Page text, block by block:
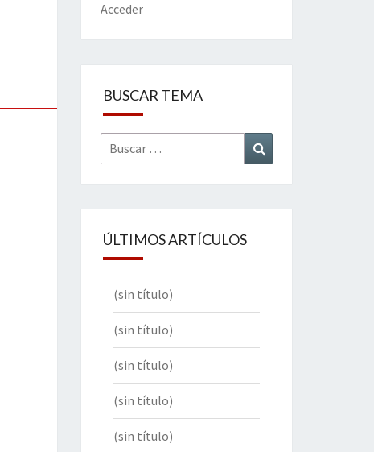
Acceder
BUSCAR TEMA
Buscar
por:
ÚLTIMOS ARTÍCULOS
(sin título)
(sin título)
(sin título)
(sin título)
(sin título)